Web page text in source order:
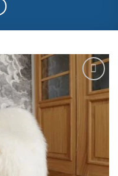
Tilføj til
ønskeliste